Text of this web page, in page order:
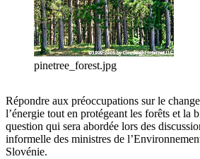
pinetree_forest.jpg
Répondre aux préoccupations sur le
l’énergie tout en protégeant les forêts et la
question qui sera abordée lors des
informelle des ministres de
Slovénie.